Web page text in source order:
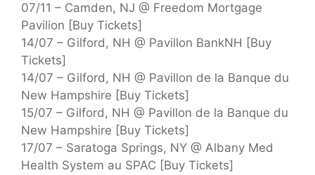
07/11 – Camden, NJ @ Freedom Mortgage
Pavilion [Buy Tickets]
14/07 – Gilford, NH @ Pavillon BankNH [Buy
Tickets]
14/07 – Gilford, NH @ Pavillon de la Banque du
New Hampshire [Buy Tickets]
15/07 – Gilford, NH @ Pavillon de la Banque du
New Hampshire [Buy Tickets]
17/07 – Saratoga Springs, NY @ Albany Med
Health System au SPAC [Buy Tickets]